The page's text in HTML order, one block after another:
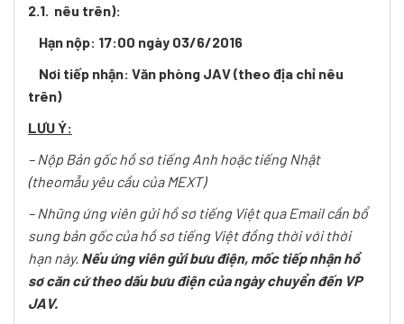
2.1. nêu trên):
Hạn nộp: 17:00 ngày 03/6/2016
Nơi tiếp nhận: Văn phòng JAV (theo địa chỉ nêu
trên)
LƯU Ý:
– Nộp Bản gốc hồ sơ tiếng Anh hoặc tiếng Nhật
(theomẫu yêu cầu của MEXT)
– Những ứng viên gửi hồ sơ tiếng Việt qua Email cần bổ
sung bản gốc của hồ sơ tiếng Việt đồng thời với thời
hạn này. Nếu ứng viên gửi bưu điện, mốc tiếp nhận hồ
sơ căn cứ theo dấu bưu điện của ngày chuyển đến VP
JAV.